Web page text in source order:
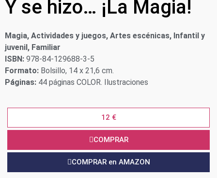
Y se hizo… ¡La Magia!
Magia, Actividades y juegos, Artes escénicas, Infantil y
juvenil, Familiar
ISBN: 978-84-129688-3-5
Formato: Bolsillo, 14 x 21,6 cm.
Páginas: 44 páginas COLOR. Ilustraciones
12 €
COMPRAR
COMPRAR en AMAZON